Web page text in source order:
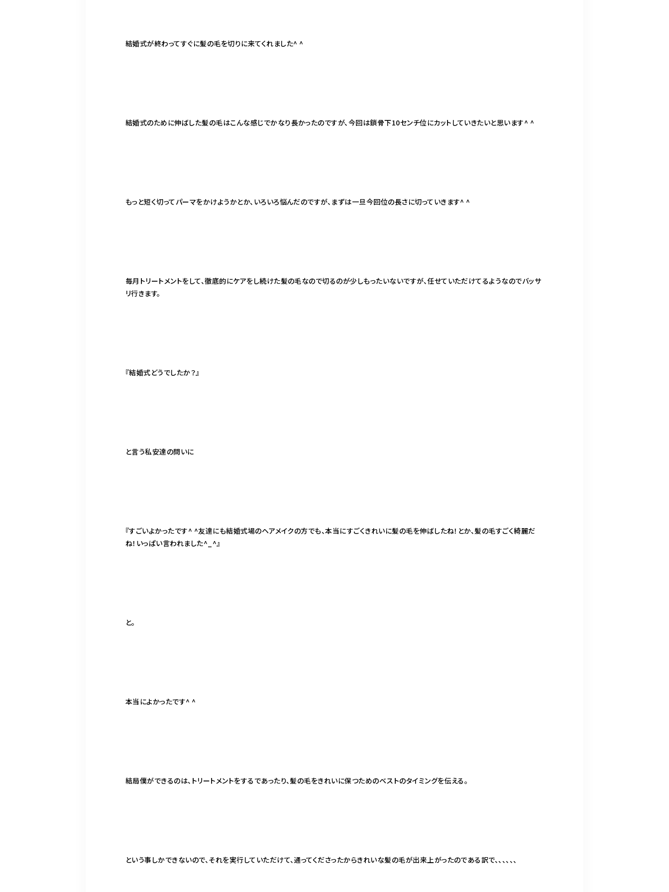
結婚式が終わってすぐに髪の毛を切りに来てくれました^ ^
結婚式のために伸ばした髪の毛はこんな感じでかなり長かったのですが、今回は鎖骨下10センチ位にカットしていきたいと思います^ ^
もっと短く切ってパーマをかけようかとか、いろいろ悩んだのですが、まずは一旦今回位の長さに切っていきます^ ^
毎月トリートメントをして、徹底的にケアをし続けた髪の毛なので切るのが少しもったいないですが、任せていただけてるようなのでバッサ
リ行きます。
『結婚式どうでしたか？』
と言う私安達の問いに
『すごいよかったです^ ^友達にも結婚式場のヘアメイクの方でも、本当にすごくきれいに髪の毛を伸ばしたね！とか、髪の毛すごく綺麗だ
ね！いっぱい言われました^_^』
と。
本当によかったです^ ^
結局僕ができるのは、トリートメントをするであったり、髪の毛をきれいに保つためのベストのタイミングを伝える。
という事しかできないので、それを実行していただけて、通ってくださったからきれいな髪の毛が出来上がったのである訳で、、、、、、